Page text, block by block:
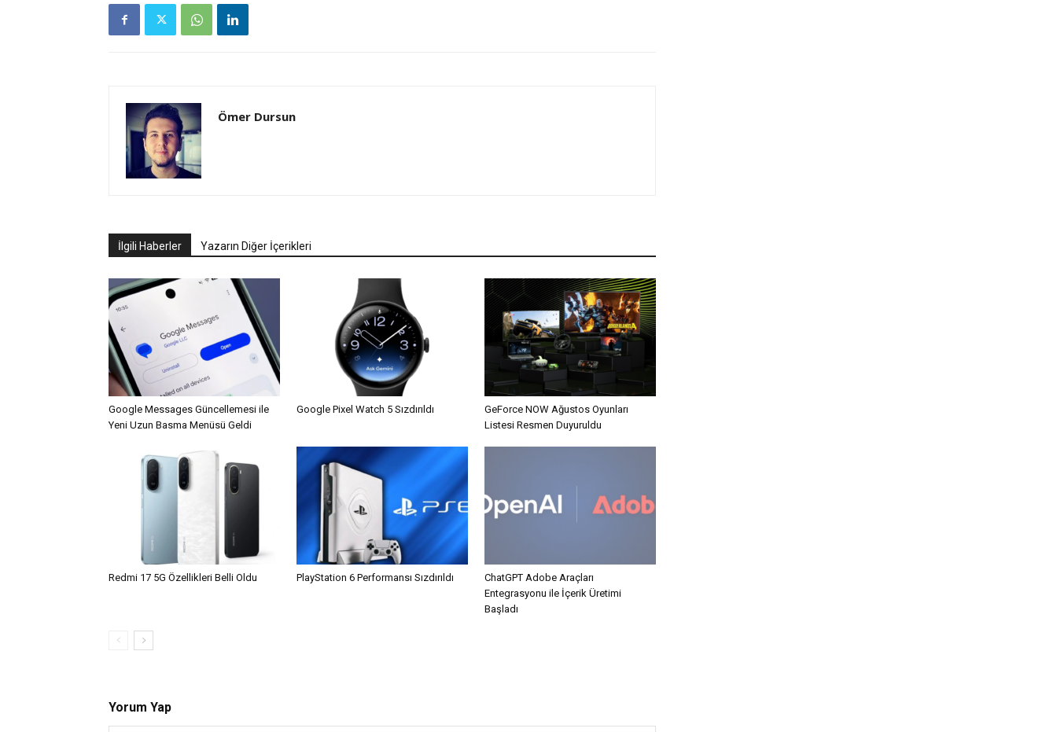
Ömer Dursun
İlgili Haberler Yazarın Diğer İçerikleri
Google Messages Güncellemesi ile
Yeni Uzun Basma Menüsü Geldi
Google Pixel Watch 5 Sızdırıldı
GeForce NOW Ağustos Oyunları
Listesi Resmen Duyuruldu
Redmi 17 5G Özellikleri Belli Oldu PlayStation 6 Performansı Sızdırıldı
ChatGPT Adobe Araçları
Entegrasyonu ile İçerik Üretimi
Başladı
Yorum Yap